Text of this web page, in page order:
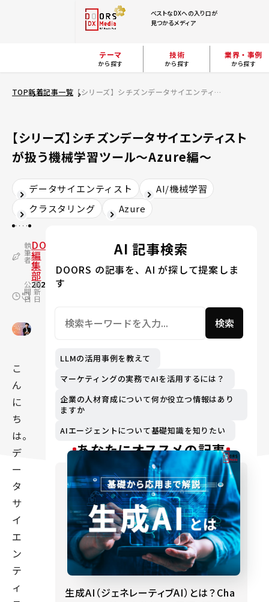
ベストなDXへの入り口が
見つかるメディア
テーマ
から探す
技術
から探す
業界・事例
から探す
TOP新着記事一覧 【シリーズ】シチズンデータサイエンティストが扱う機械学習ツール～Azure編～
【シリーズ】シチズンデータサイエンティスト
が扱う機械学習ツール～Azure編～
データサイエンティスト
AI/機械学習
クラスタリング
Azure
執
筆
者
DOORS
編
集
部
公
開
日
2021.05.18
更
新
日
2024.12.16
こ
ん
に
ち
は。
デ
ー
タ
サ
イ
エ
ン
テ
ィ
AI 記事検索
DOORS の記事を、AI が探して提案しま
す
検索
LLMの活用事例を教えて
マーケティングの実務でAIを活用するには？
企業の人材育成について何か役立つ情報はあり
ますか
AIエージェントについて基礎知識を知りたい
あなたにオススメの記事
生成AI（ジェネレーティブAI）とは？Cha